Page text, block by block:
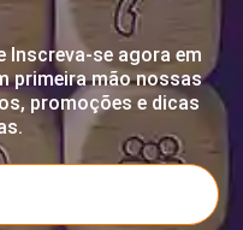
Inscreva-se agora em
primeira mão nossas
promoções e dicas